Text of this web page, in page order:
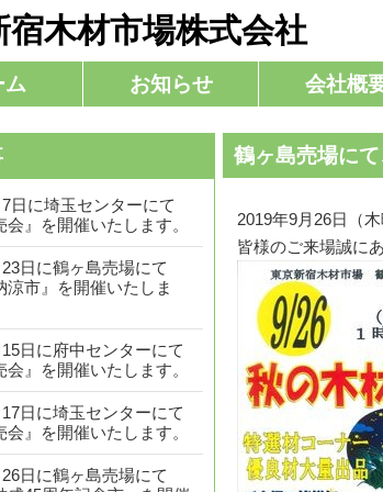
宿木材市場株式会社
ー
ム お知らせ 会社概
鶴ヶ島売場に
2019年9月26日（
皆様のご来場誠に
日に埼玉センターにて
会』を開催いたします。
日に鶴ヶ島売場にて
涼市』を開催いたしま
日に府中センターにて
会』を開催いたします。
日に埼玉センターにて
会』を開催いたします。
日に鶴ヶ島売場にて